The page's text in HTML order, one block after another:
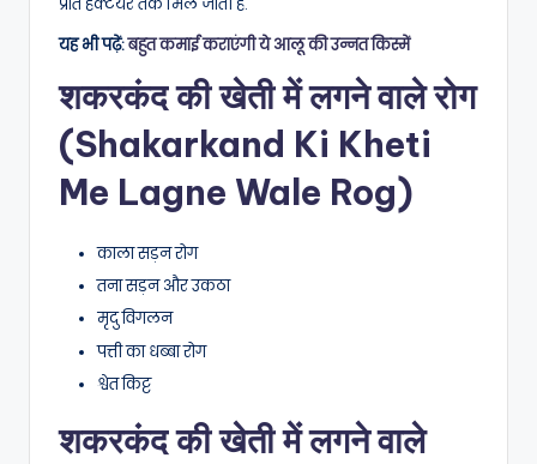
प्रति हेक्टेयर तक मिल जाती है.
यह भी पढ़ें:बहुत कमाई कराएंगी ये आलू की उन्नत किस्में
शकरकंद की खेती में लगने वाले रोग
(Shakarkand Ki Kheti
Me Lagne Wale Rog)
काला सड़न रोग
तना सड़न और उकठा
मृदु विगलन
पत्ती का धब्बा रोग
श्वेत किट्ट
शकरकंद की खेती में लगने वाले